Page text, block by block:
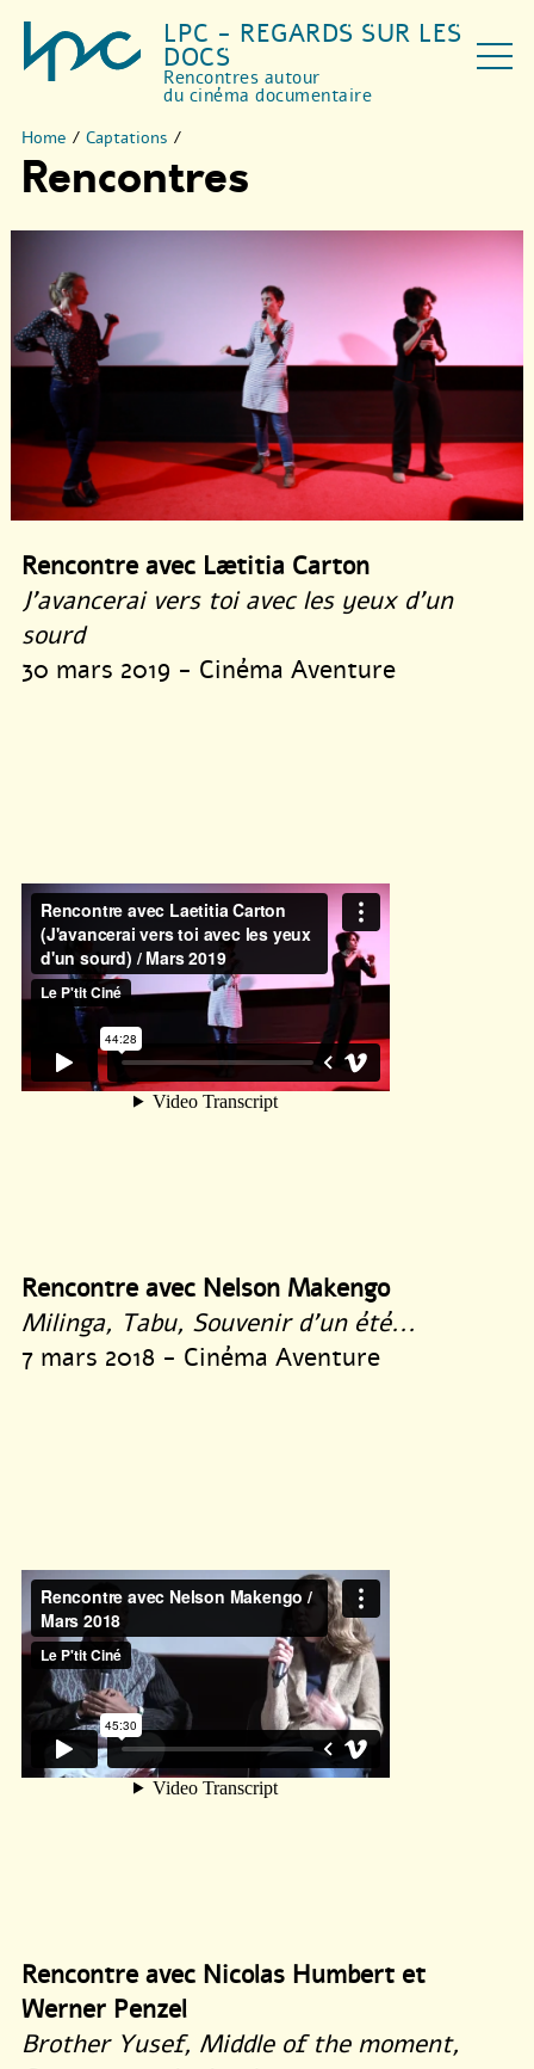
LPC - REGARDS SUR LES
DOCS
Rencontres autour
du cinéma documentaire
Home / Captations /
Rencontres
Rencontre avec Lætitia Carton
J’avancerai vers toi avec les yeux d’un
sourd
30 mars 2019 - Cinéma Aventure
Rencontre avec Nelson Makengo
Milinga, Tabu, Souvenir d’un été...
7 mars 2018 - Cinéma Aventure
Rencontre avec Nicolas Humbert et
Werner Penzel
Brother Yusef, Middle of the moment,